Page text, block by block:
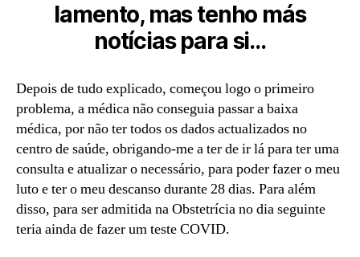
lamento, mas tenho más
notícias para si…
Depois de tudo explicado, começou logo o primeiro
problema, a médica não conseguia passar a baixa
médica, por não ter todos os dados actualizados no
centro de saúde, obrigando-me a ter de ir lá para ter uma
consulta e atualizar o necessário, para poder fazer o meu
luto e ter o meu descanso durante 28 dias. Para além
disso, para ser admitida na Obstetrícia no dia seguinte
teria ainda de fazer um teste COVID.